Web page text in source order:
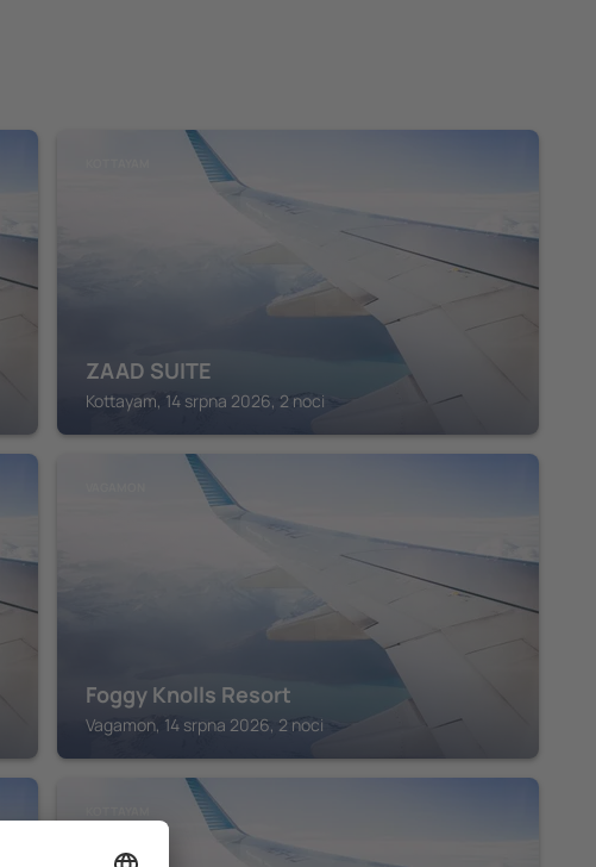
ZAAD SUITE
Kottayam, 14 srpna 2026, 2 noci
Foggy Knolls Resort
Vagamon, 14 srpna 2026, 2 noci